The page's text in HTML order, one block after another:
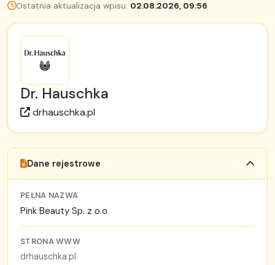
Ostatnia aktualizacja wpisu: 02.08.2026, 09:56
Dr. Hauschka
drhauschka.pl
Dane rejestrowe
PEŁNA NAZWA
Pink Beauty Sp. z o.o
STRONA WWW
drhauschka.pl